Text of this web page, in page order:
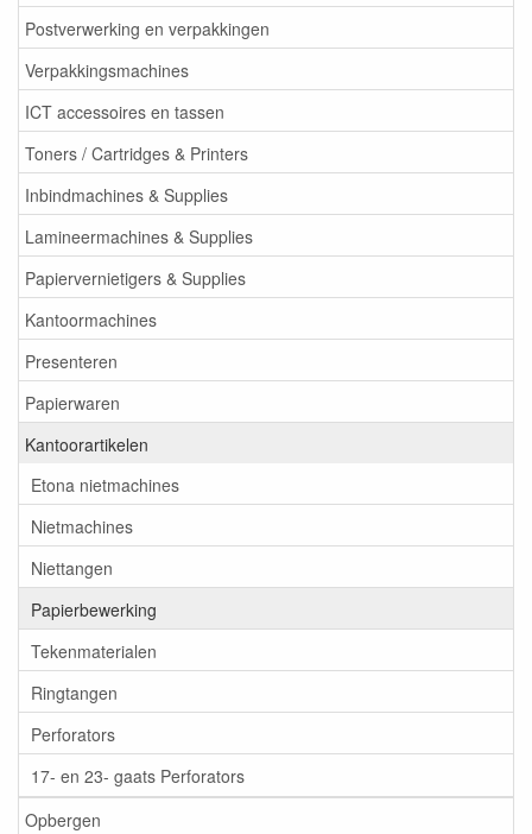
Postverwerking en verpakkingen
Verpakkingsmachines
ICT accessoires en tassen
Toners / Cartridges & Printers
Inbindmachines & Supplies
Lamineermachines & Supplies
Papiervernietigers & Supplies
Kantoormachines
Presenteren
Papierwaren
Kantoorartikelen
Etona nietmachines
Nietmachines
Niettangen
Papierbewerking
Tekenmaterialen
Ringtangen
Perforators
17- en 23- gaats Perforators
Opbergen